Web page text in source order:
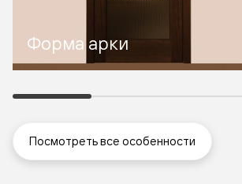
Форма арки
Посмотреть все особенности